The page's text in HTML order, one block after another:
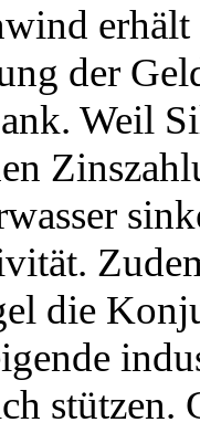
der
Weil
die